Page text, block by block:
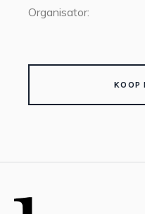
Organisator:
KOOP